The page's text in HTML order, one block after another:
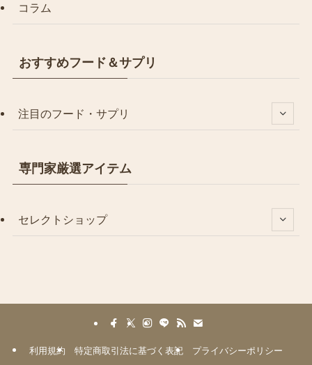
コラム
おすすめフード＆サプリ
注目のフード・サプリ
専門家厳選アイテム
セレクトショップ
利用規約 特定商取引法に基づく表記
プライバシーポリシー